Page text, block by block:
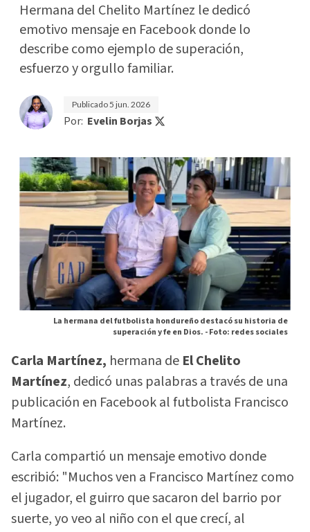
Hermana del Chelito Martínez le dedicó
emotivo mensaje en Facebook donde lo
describe como ejemplo de superación,
esfuerzo y orgullo familiar.
Publicado5 jun. 2026
Por: Evelin Borjas
La hermana del futbolista hondureño destacó su historia de
superación y fe en Dios. -Foto: redes sociales
Carla Martínez, hermana de El Chelito
Martínez, dedicó unas palabras a través de una
publicación en Facebook al futbolista Francisco
Martínez.
Carla compartió un mensaje emotivo donde
escribió: "Muchos ven a Francisco Martínez como
el jugador, el guirro que sacaron del barrio por
suerte, yo veo al niño con el que crecí, al